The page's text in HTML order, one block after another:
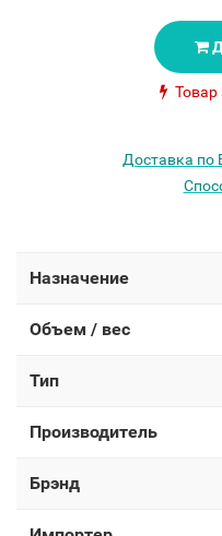
Товар
Доставка по
Назначение
Объем / вес
Тип
Производитель
Брэнд